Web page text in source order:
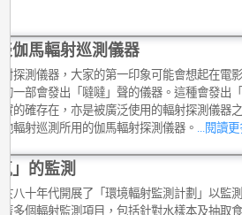
伽馬輻射巡測儀器
探測儀器，大家的第一印象可能會想起在電
一部會發出「噠噠」聲的儀器。這種會發出
的確存在，亦是被廣泛使用的輻射探測儀器
輻射巡測所用的伽馬輻射探測儀器。
...閱讀
」的監測
八十年代開展了「環境輻射監測計劃」以監
多個輻射監測項目，包括針對水樣本及抽取